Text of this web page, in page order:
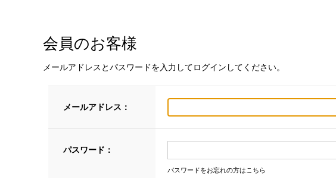
会員のお客様
メールアドレスとパスワードを入力してログインしてください。
メールアドレス：
パスワード：
パスワードをお忘れの方はこちら